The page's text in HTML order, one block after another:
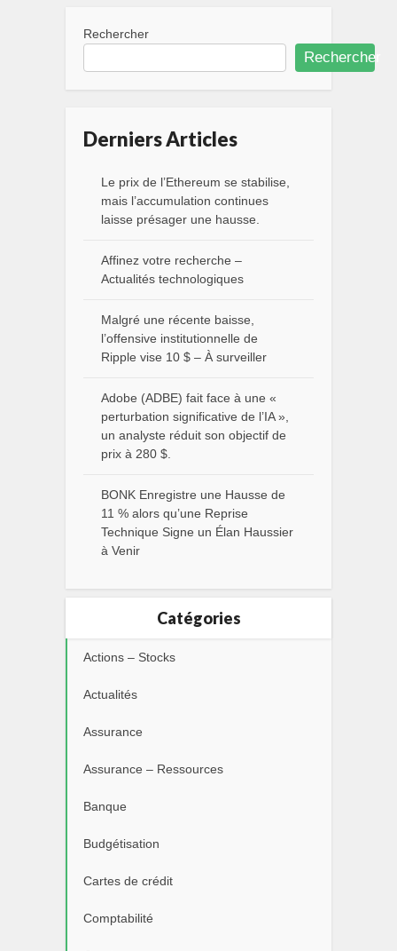
Rechercher
Rechercher
Derniers Articles
Le prix de l’Ethereum se stabilise,
mais l’accumulation continues
laisse présager une hausse.
Affinez votre recherche –
Actualités technologiques
Malgré une récente baisse,
l’offensive institutionnelle de
Ripple vise 10 $ – À surveiller
Adobe (ADBE) fait face à une «
perturbation significative de l’IA »,
un analyste réduit son objectif de
prix à 280 $.
BONK Enregistre une Hausse de
11 % alors qu’une Reprise
Technique Signe un Élan Haussier
à Venir
Catégories
Actions – Stocks
Actualités
Assurance
Assurance – Ressources
Banque
Budgétisation
Cartes de crédit
Comptabilité